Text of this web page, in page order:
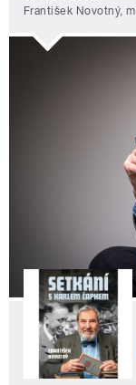
František Novotný,